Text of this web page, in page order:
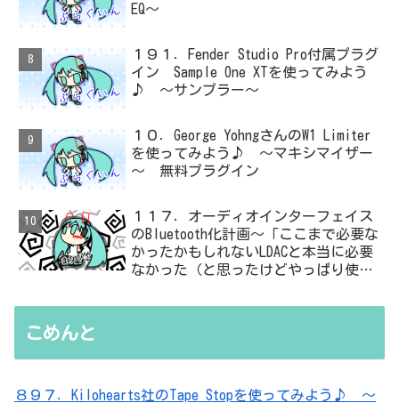
EQ～
１９１．Fender Studio Pro付属プラグ
イン Sample One XTを使ってみよう
♪ ～サンプラー～
１０．George YohngさんのW1 Limiter
を使ってみよう♪ ～マキシマイザー
～ 無料プラグイン
１１７．オーディオインターフェイス
のBluetooth化計画～「ここまで必要な
かったかもしれないLDACと本当に必要
なかった（と思ったけどやっぱり使っ
無駄を重ねた結論はシンプルだった
こめんと
８９７．Kilohearts社のTape Stopを使ってみよう♪ ～